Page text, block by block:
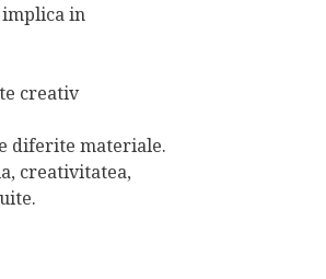
in
creativ
diferite materiale.
creativitatea,